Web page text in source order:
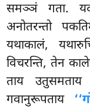
समञ्ञं गता.
अनोतरन्तो
यथाकालं,
विचरन्ति, तेन
ताय उतुसमताय
गवानुरूपताय